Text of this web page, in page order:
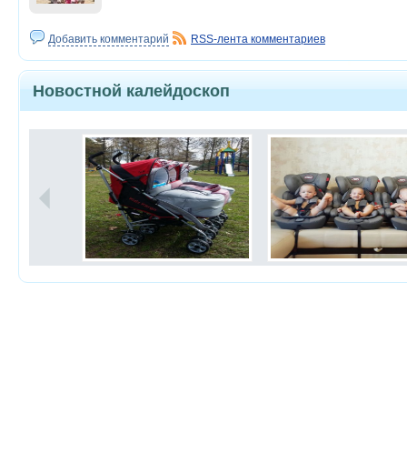
Добавить комментарий RSS-лента комментариев
Новостной калейдоскоп